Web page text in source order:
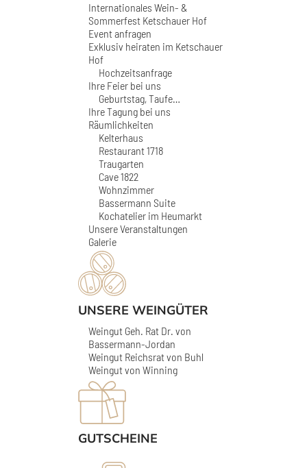
Internationales Wein- &
Sommerfest Ketschauer Hof
Event anfragen
Exklusiv heiraten im Ketschauer
Hof
Hochzeitsanfrage
Ihre Feier bei uns
Geburtstag, Taufe…
Ihre Tagung bei uns
Räumlichkeiten
Kelterhaus
Restaurant 1718
Traugarten
Cave 1822
Wohnzimmer
Bassermann Suite
Kochatelier im Heumarkt
Unsere Veranstaltungen
Galerie
UNSERE WEINGÜTER
Weingut Geh. Rat Dr. von
Bassermann-Jordan
Weingut Reichsrat von Buhl
Weingut von Winning
GUTSCHEINE